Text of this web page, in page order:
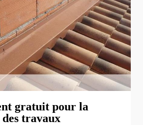
gratuit pour la
travaux